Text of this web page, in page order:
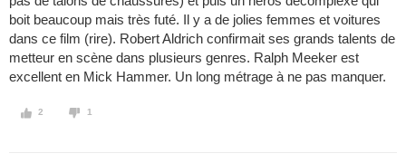
boit beaucoup mais très futé. Il y a de jolies femmes et voitures
dans ce film (rire). Robert Aldrich confirmait ses grands talents de
metteur en scène dans plusieurs genres. Ralph Meeker est
excellent en Mick Hammer. Un long métrage à ne pas manquer.
2 1